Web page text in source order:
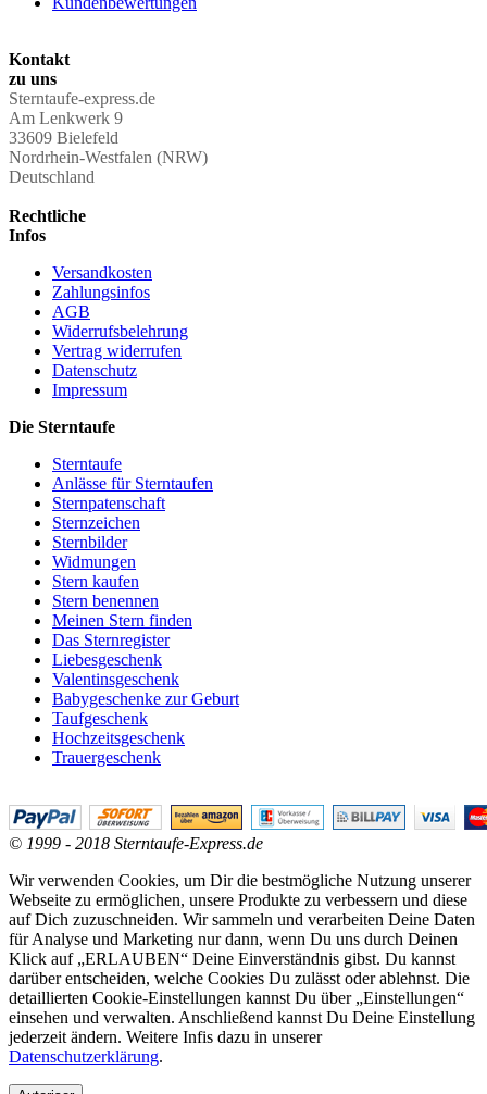
Kontakt
zu uns
Sterntaufe-express.de
Am Lenkwerk 9
33609 Bielefeld
Nordrhein-Westfalen (NRW)
Deutschland
Rechtliche
Infos
Versandkosten
Zahlungsinfos
AGB
Widerrufsbelehrung
Vertrag widerrufen
Datenschutz
Impressum
Die Sterntaufe
Sterntaufe
Anlässe für Sterntaufen
Sternpatenschaft
Sternzeichen
Sternbilder
Widmungen
Stern kaufen
Stern benennen
Meinen Stern finden
Das Sternregister
Liebesgeschenk
Valentinsgeschenk
Babygeschenke zur Geburt
Taufgeschenk
Hochzeitsgeschenk
Trauergeschenk
© 1999 - 2018 Sterntaufe-Express.de
Wir verwenden Cookies, um Dir die bestmögliche Nutzung unserer
Webseite zu ermöglichen, unsere Produkte zu verbessern und diese
auf Dich zuzuschneiden. Wir sammeln und verarbeiten Deine Daten
für Analyse und Marketing nur dann, wenn Du uns durch Deinen
Klick auf „ERLAUBEN“ Deine Einverständnis gibst. Du kannst
darüber entscheiden, welche Cookies Du zulässt oder ablehnst. Die
detaillierten Cookie-Einstellungen kannst Du über „Einstellungen“
einsehen und verwalten. Anschließend kannst Du Deine Einstellung
jederzeit ändern. Weitere Infis dazu in unserer
Datenschutzerklärung.